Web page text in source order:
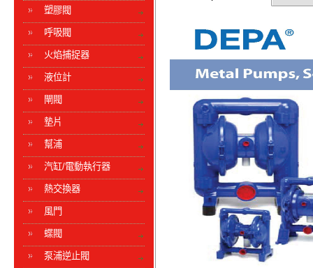
塑膠閥
呼吸閥
火焰捕捉器
液位計
閘閥
墊片
幫浦
汽缸/電動執行器
熱交換器
風門
蝶閥
泵浦逆止閥